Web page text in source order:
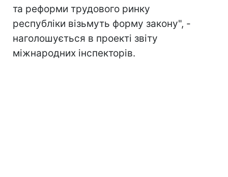
та реформи трудового ринку
республіки візьмуть форму закону", -
наголошується в проекті звіту
міжнародних інспекторів.